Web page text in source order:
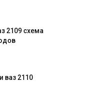
2109 схема
ваз 2110